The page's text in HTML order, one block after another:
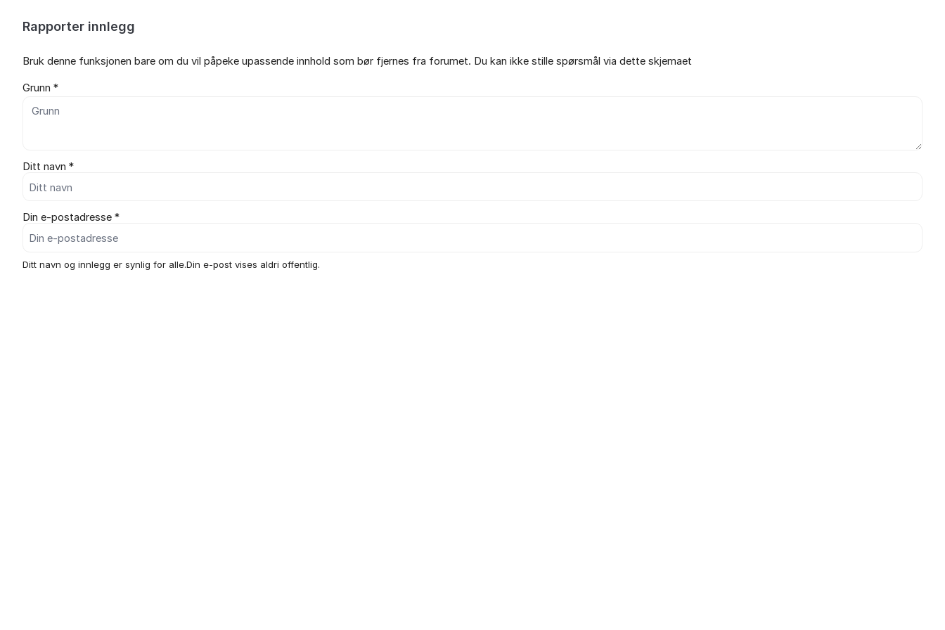
Rapporter innlegg
Bruk denne funksjonen bare om du vil påpeke upassende innhold som bør fjernes fra forumet. Du kan ikke stille spørsmål via dette skjemaet
Grunn *
Ditt navn *
Din e-postadresse *
Ditt navn og innlegg er synlig for alle.Din e-post vises aldri offentlig.